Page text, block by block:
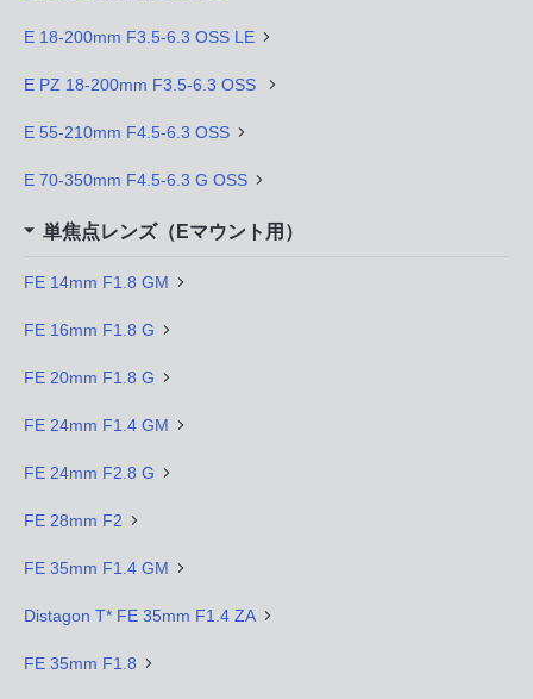
E 18-200mm F3.5-6.3 OSS LE
E PZ 18-200mm F3.5-6.3 OSS
E 55-210mm F4.5-6.3 OSS
E 70-350mm F4.5-6.3 G OSS
単焦点レンズ（Eマウント用）
FE 14mm F1.8 GM
FE 16mm F1.8 G
FE 20mm F1.8 G
FE 24mm F1.4 GM
FE 24mm F2.8 G
FE 28mm F2
FE 35mm F1.4 GM
Distagon T* FE 35mm F1.4 ZA
FE 35mm F1.8